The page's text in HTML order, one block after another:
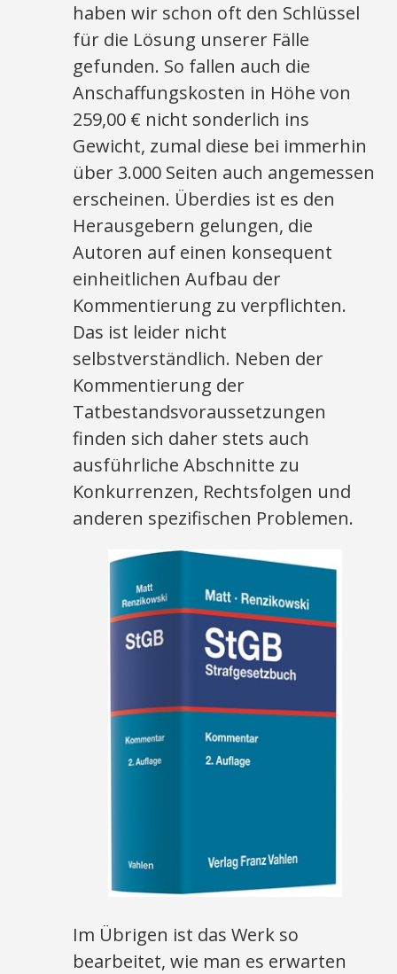
haben wir schon oft den Schlüssel
für die Lösung unserer Fälle
gefunden. So fallen auch die
Anschaffungskosten in Höhe von
259,00 € nicht sonderlich ins
Gewicht, zumal diese bei immerhin
über 3.000 Seiten auch angemessen
erscheinen. Überdies ist es den
Herausgebern gelungen, die
Autoren auf einen konsequent
einheitlichen Aufbau der
Kommentierung zu verpflichten.
Das ist leider nicht
selbstverständlich. Neben der
Kommentierung der
Tatbestandsvoraussetzungen
finden sich daher stets auch
ausführliche Abschnitte zu
Konkurrenzen, Rechtsfolgen und
anderen spezifischen Problemen.
Im Übrigen ist das Werk so
bearbeitet, wie man es erwarten